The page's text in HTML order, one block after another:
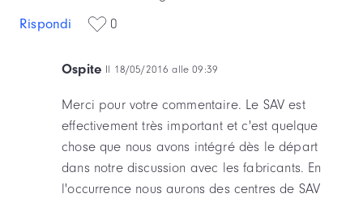
Rispondi
0
Ospite Il 18/05/2016 alle 09:39
Merci pour votre commentaire. Le SAV est
effectivement très important et c'est quelque
chose que nous avons intégré dès le départ
dans notre discussion avec les fabricants. En
l'occurrence nous aurons des centres de SAV